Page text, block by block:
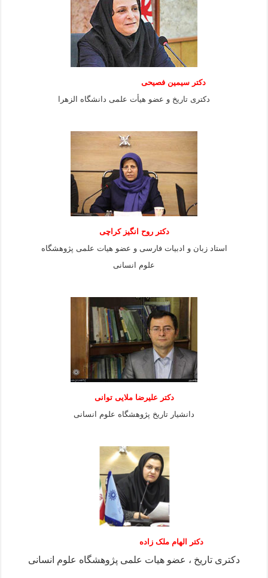
دکتر سیمین فصیحی
دکتری تاریخ و عضو هیأت علمی دانشگاه الزهرا
دکتر روح انگیز کراچی
استاد زبان و ادبیات فارسی و عضو هیات علمی پژوهشگاه
علوم انسانی
دكتر عليرضا ملايى توانی
دانشيار تاريخ پژوهشگاه علوم انسانی
دکتر الهام ملک زاده
دکتری تاریخ ، عضو هیات علمی پژوهشگاه علوم انسانی